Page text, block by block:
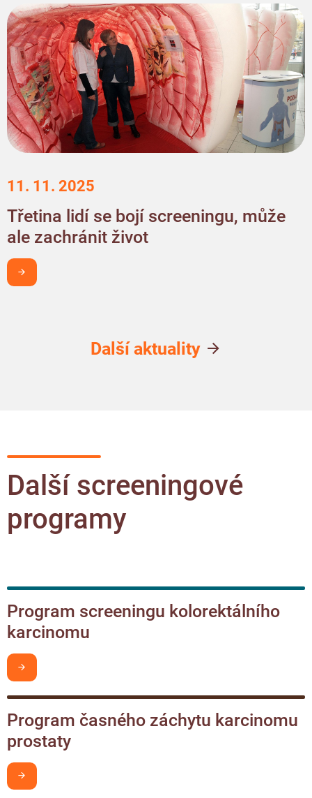
11. 11. 2025
Třetina lidí se bojí screeningu, může
ale zachránit život
Další aktuality
Další screeningové
programy
Program screeningu kolorektálního
karcinomu
Program časného záchytu karcinomu
prostaty